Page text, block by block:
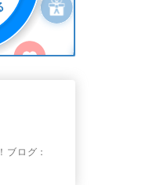
ログ：